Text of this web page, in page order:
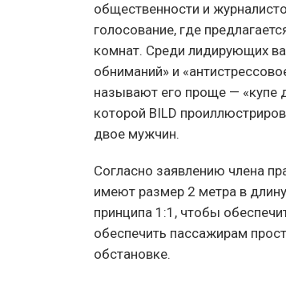
общественности и
голосование, где
комнат. Среди лидирующих
обниманий» и
называют его проще — «купе
которой BILD
двое мужчин.
Согласно заявлению члена
имеют размер 2 метра в
принципа 1:1, чтобы
обеспечить пассажирам
обстановке.